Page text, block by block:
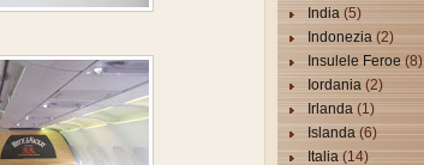
India (5)
Indonezia (2)
Insulele Feroe (8)
Iordania (2)
Irlanda (1)
Islanda (6)
Italia (14)